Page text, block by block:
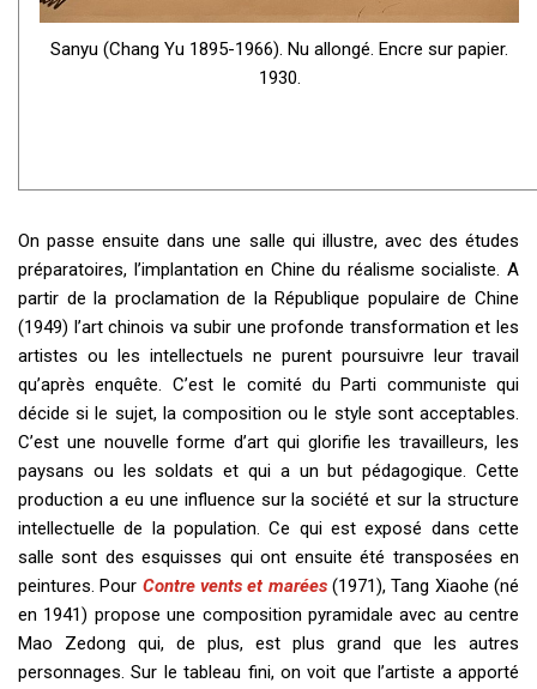
Sanyu (Chang Yu 1895-1966). Nu allongé. Encre sur papier.
1930.
On passe ensuite dans une salle qui illustre, avec des études
préparatoires, l’implantation en Chine du réalisme socialiste. A
partir de la proclamation de la République populaire de Chine
(1949) l’art chinois va subir une profonde transformation et les
artistes ou les intellectuels ne purent poursuivre leur travail
qu’après enquête. C’est le comité du Parti communiste qui
décide si le sujet, la composition ou le style sont acceptables.
C’est une nouvelle forme d’art qui glorifie les travailleurs, les
paysans ou les soldats et qui a un but pédagogique. Cette
production a eu une influence sur la société et sur la structure
intellectuelle de la population. Ce qui est exposé dans cette
salle sont des esquisses qui ont ensuite été transposées en
peintures. Pour Contre vents et marées(1971), Tang Xiaohe (né
en 1941) propose une composition pyramidale avec au centre
Mao Zedong qui, de plus, est plus grand que les autres
personnages. Sur le tableau fini, on voit que l’artiste a apporté